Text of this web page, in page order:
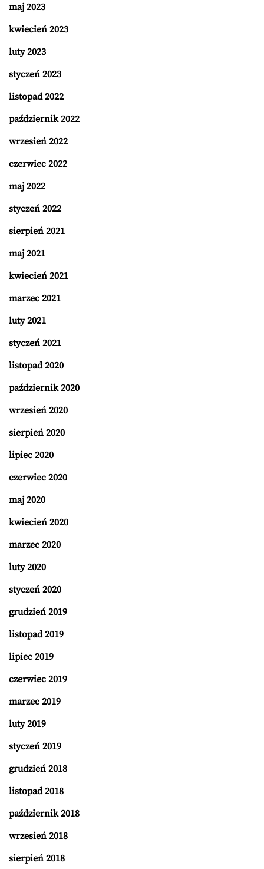
maj 2023
kwiecień 2023
luty 2023
styczeń 2023
listopad 2022
październik 2022
wrzesień 2022
czerwiec 2022
maj 2022
styczeń 2022
sierpień 2021
maj 2021
kwiecień 2021
marzec 2021
luty 2021
styczeń 2021
listopad 2020
październik 2020
wrzesień 2020
sierpień 2020
lipiec 2020
czerwiec 2020
maj 2020
kwiecień 2020
marzec 2020
luty 2020
styczeń 2020
grudzień 2019
listopad 2019
lipiec 2019
czerwiec 2019
marzec 2019
luty 2019
styczeń 2019
grudzień 2018
listopad 2018
październik 2018
wrzesień 2018
sierpień 2018